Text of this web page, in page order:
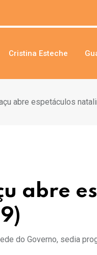
Cristina Esteche
abre espetáculos
abre
do Governo, sedia